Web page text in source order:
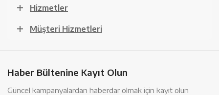
Hizmetler
Müşteri Hizmetleri
Haber Bültenine Kayıt Olun
Güncel kampanyalardan haberdar olmak için kayıt olun